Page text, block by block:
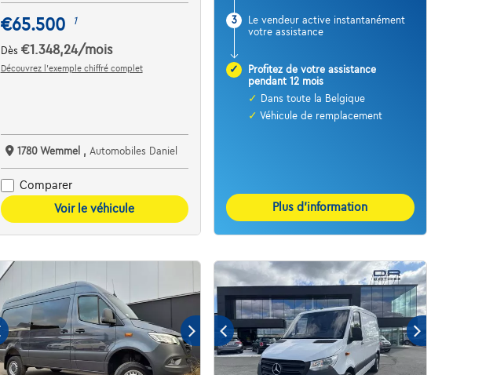
€65.500 1
Dès €1.348,24/mois
Découvrez l’exemple chiffré complet
1780 Wemmel , Automobiles Daniel
Comparer
Voir le véhicule
3
Le vendeur active instantanément
votre assistance
✓
Profitez de votre assistance
pendant 12 mois
✓ Dans toute la Belgique
✓ Véhicule de remplacement
Plus d’information